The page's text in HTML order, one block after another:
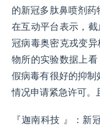
的新冠多肽鼻喷剂
在互动平台表示，
冠病毒奥密克戎变
物所的实验数据上
假病毒有很好的抑
情况申请紧急许可。
『迦南科技 』：新